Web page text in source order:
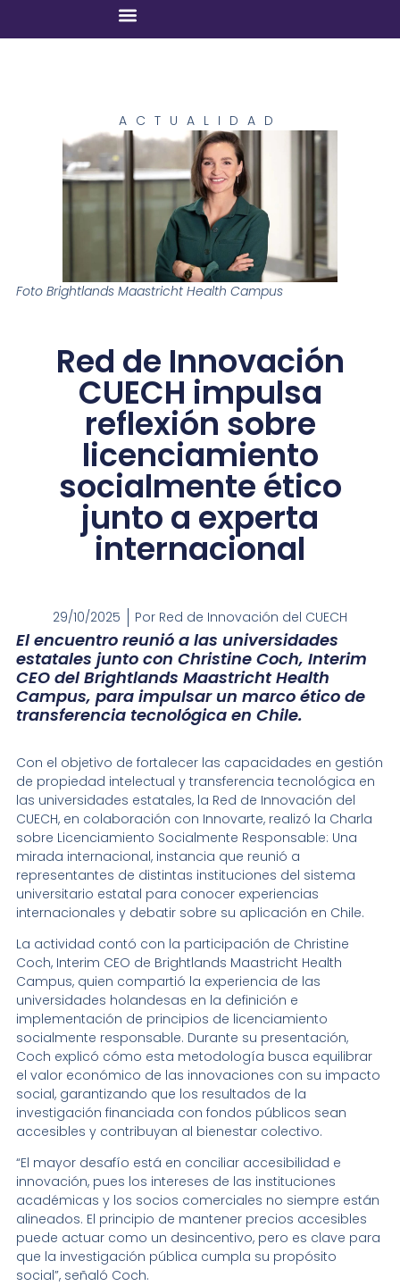
ACTUALIDAD
Foto Brightlands Maastricht Health Campus
Red de Innovación
CUECH impulsa
reflexión sobre
licenciamiento
socialmente ético
junto a experta
internacional
29/10/2025 Por Red de Innovación del CUECH
El encuentro reunió a las universidades
estatales junto con Christine Coch, Interim
CEO del Brightlands Maastricht Health
Campus, para impulsar un marco ético de
transferencia tecnológica en Chile.
Con el objetivo de fortalecer las capacidades en gestión
de propiedad intelectual y transferencia tecnológica en
las universidades estatales, la Red de Innovación del
CUECH, en colaboración con Innovarte, realizó la Charla
sobre Licenciamiento Socialmente Responsable: Una
mirada internacional, instancia que reunió a
representantes de distintas instituciones del sistema
universitario estatal para conocer experiencias
internacionales y debatir sobre su aplicación en Chile.
La actividad contó con la participación de Christine
Coch, Interim CEO de Brightlands Maastricht Health
Campus, quien compartió la experiencia de las
universidades holandesas en la definición e
implementación de principios de licenciamiento
socialmente responsable. Durante su presentación,
Coch explicó cómo esta metodología busca equilibrar
el valor económico de las innovaciones con su impacto
social, garantizando que los resultados de la
investigación financiada con fondos públicos sean
accesibles y contribuyan al bienestar colectivo.
“El mayor desafío está en conciliar accesibilidad e
innovación, pues los intereses de las instituciones
académicas y los socios comerciales no siempre están
alineados. El principio de mantener precios accesibles
puede actuar como un desincentivo, pero es clave para
que la investigación pública cumpla su propósito
social”, señaló Coch.